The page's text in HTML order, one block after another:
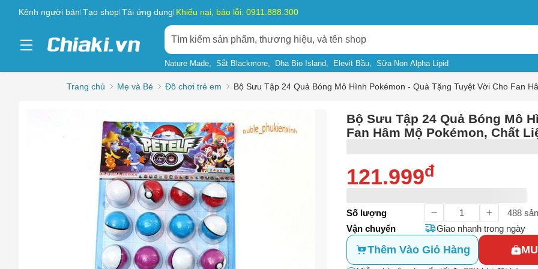
Kênh người bán Tạo shop Tải ứng dụng Khiếu nại, báo lỗi: 0911.888.300
Nature Made Sắt Blackmore Dha Bio Island Elevit Bầu Sữa Non Alpha Lipid
Trang chủ Mẹ và Bé Đồ chơi trẻ em Bộ Sưu Tập 24 Quả Bóng Mô Hình Pokémon - Quà Tặng Tuyệt Vời Cho Fan
Bộ Sưu Tập 24 Quả Bóng Mô
Fan Hâm Mộ Pokémon, Chất
121.999đ
Số lượng 488
Vận chuyển
Giao nhanh trong ngày
Thêm Vào Giỏ Hàng
Sản phẩm có dấu hiệu lừa đảo